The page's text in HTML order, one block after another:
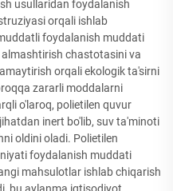
usullaridan foydalanish
orqali ishlab
foydalanish muddati
chastotasini va
orqali ekologik ta'sirni
zararli moddalarni
o'laroq, polietilen quvur
inert bo'lib, suv ta'minoti
oldini oladi. Polietilen
foydalanish muddati
mahsulotlar ishlab chiqarish
bu aylanma iqtisodiyot